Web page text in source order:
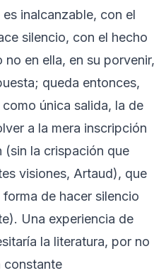
inalcanzable, con el
silencio, con el hecho
en ella, en su porvenir,
queda entonces,
única salida, la de
a la mera inscripción
(sin la crispación que
visiones, Artaud), que
de hacer silencio
Una experiencia de
la literatura, por no
constante